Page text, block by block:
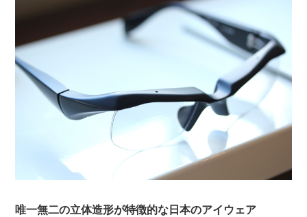
唯一無二の立体造形が特徴的な日本のアイウェア